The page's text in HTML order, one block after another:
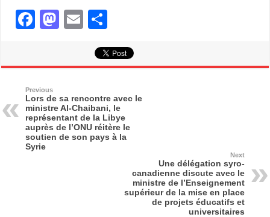
F
b
o
o
k
M
d
o
n
E
ail ar
Previous
Lors de sa rencontre avec le
ministre Al-Chaibani, le
représentant de la Libye
auprès de l’ONU réitère le
soutien de son pays à la
Syrie
Next
Une délégation syro-
canadienne discute avec le
ministre de l’Enseignement
supérieur de la mise en place
de projets éducatifs et
universitaires